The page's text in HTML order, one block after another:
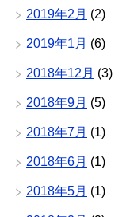
2019年2月 (2)
2019年1月 (6)
2018年12月 (3)
2018年9月 (5)
2018年7月 (1)
2018年6月 (1)
2018年5月 (1)